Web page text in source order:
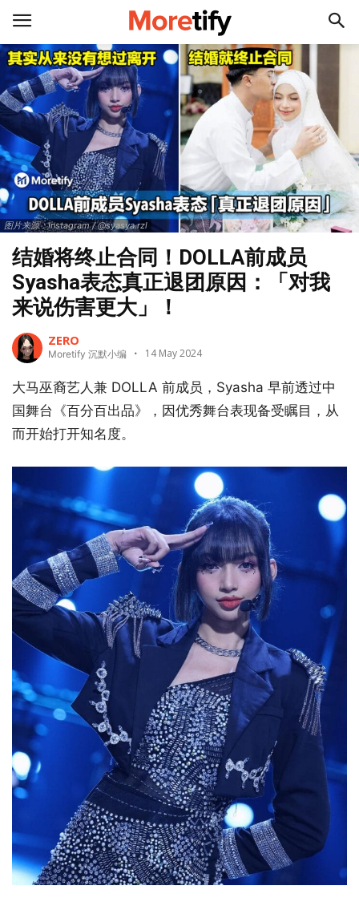
图片来源：Instagram / @syasya.rzl
结婚将终止合同！DOLLA前成员
Syasha表态真正退团原因：「对我
来说伤害更大」！
ZERO
Moretify 沉默小编 14 May 2024
大马巫裔艺人兼 DOLLA 前成员，Syasha 早前透过中
国舞台《百分百出品》，因优秀舞台表现备受瞩目，从
而开始打开知名度。